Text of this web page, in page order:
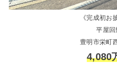
《完成初お
平屋回
豊明市栄町
4,080